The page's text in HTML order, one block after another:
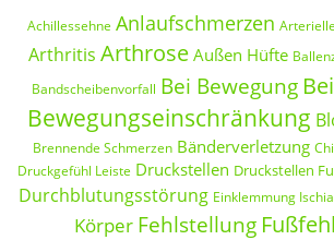
Achillessehne Anlaufschmerzen
Arthritis Arthrose Außen Hüfte
Bandscheibenvorfall Bei Bewegung
Bewegungseinschränkung
Brennende Schmerzen Bänderverletzung
Druckgefühl Leiste Druckstellen Druckstellen
Durchblutungsstörung Einklemmung
Körper Fehlstellung